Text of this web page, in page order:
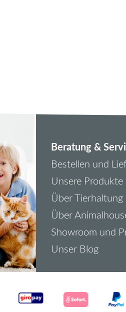
Beratung &
Bestellen und
Unsere Produkte
Über Tierhaltung
Über
Showroom und
Unser Blog